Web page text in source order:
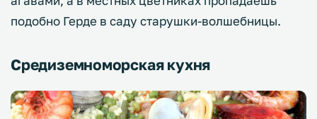
подобно Герде в саду старушки-волшебницы.
Средиземноморская кухня